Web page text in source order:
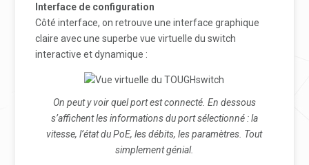
Interface de configuration
Côté interface, on retrouve une interface graphique
claire avec une superbe vue virtuelle du switch
interactive et dynamique :
On peut y voir quel port est connecté. En dessous
s’affichent les informations du port sélectionné : la
vitesse, l’état du PoE, les débits, les paramètres. Tout
simplement génial.